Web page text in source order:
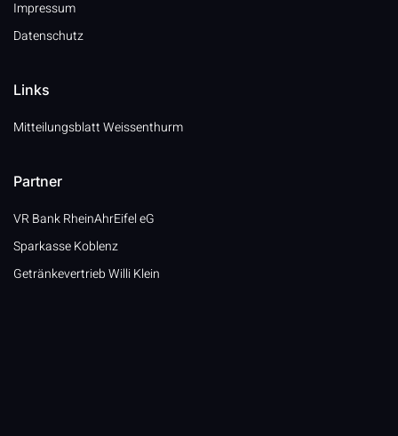
Partner
VR Bank RheinAhrEifel eG
Sparkasse Koblenz
Getränkevertrieb Willi Klein
Links
Mitteilungsblatt Weissenthurm
Impressum
Datenschutz